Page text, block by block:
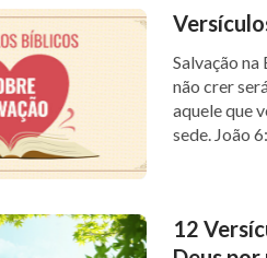
perseguir emSalvação
não crer
aquele que
sede. João
12